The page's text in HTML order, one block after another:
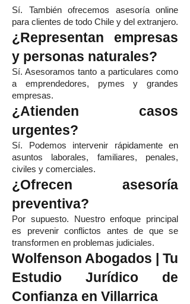
Sí. También ofrecemos asesoría online
para clientes de todo Chile y del extranjero.
¿Representan empresas
y personas naturales?
Sí. Asesoramos tanto a particulares como
a emprendedores, pymes y grandes
empresas.
¿Atienden casos
urgentes?
Sí. Podemos intervenir rápidamente en
asuntos laborales, familiares, penales,
civiles y comerciales.
¿Ofrecen asesoría
preventiva?
Por supuesto. Nuestro enfoque principal
es prevenir conflictos antes de que se
transformen en problemas judiciales.
Wolfenson Abogados | Tu
Estudio Jurídico de
Confianza en Villarrica